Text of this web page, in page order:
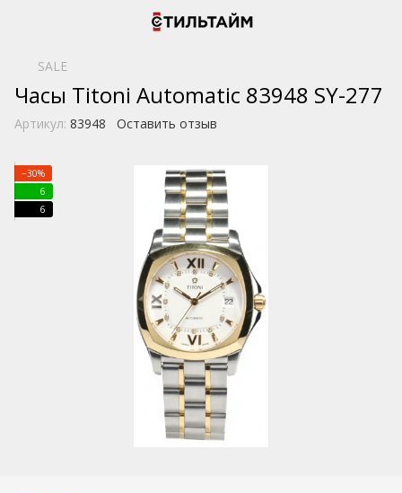
SALE
Часы Titoni Automatic 83948 SY-277
Артикул: 83948 Оставить отзыв
−30%
6
6